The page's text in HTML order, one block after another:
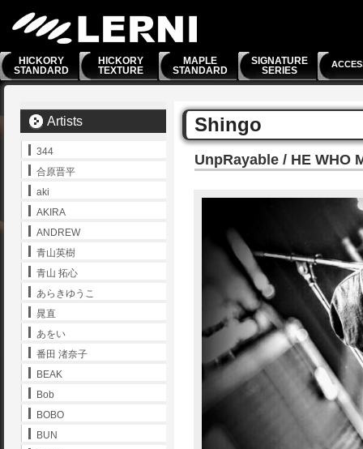
HICKORY
STANDARD
HICKORY
TEXTURE
MAPLE
STANDARD
SIGNATURE
SERIES
Shingo
UnpRayable / HE WHO
Artists
344
合原晋平
aki
AKIRA
ANDREW
青山英樹
青山 拓心
あらきゆうこ
晁直
あをい
番田 渚奈子
BEAK
Bob
BOBO
BUN